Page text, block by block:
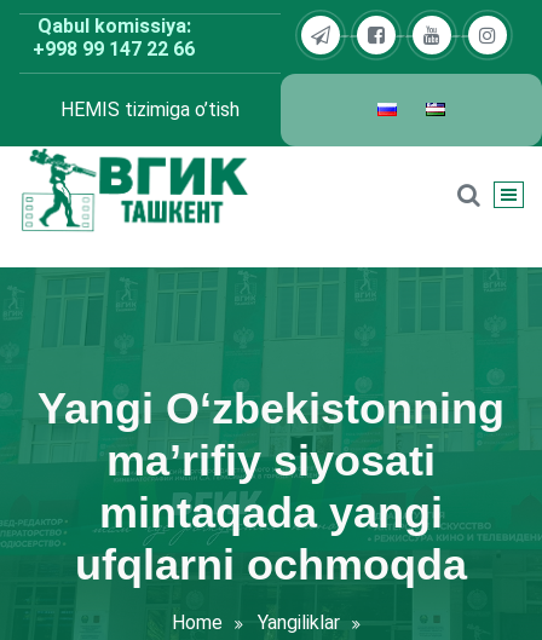
Skip
content
Qabul komissiya:
+998 99 147 22 66
HEMIS tizimiga o’tish
Yangi O‘zbekistonning
ma’rifiy siyosati
mintaqada yangi
ufqlarni ochmoqda
Home
Yangiliklar